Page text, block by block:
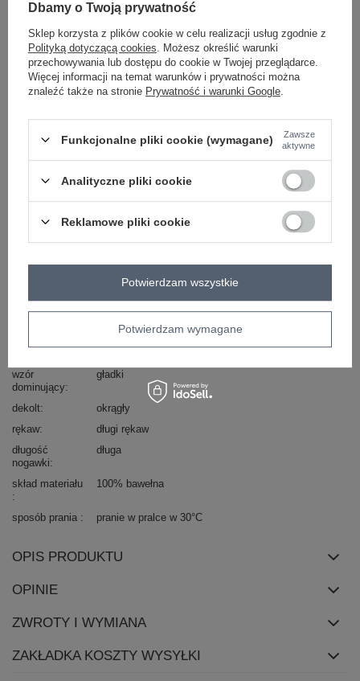
beżowy
M 2016102897392 - +
2016102897408 -
ZALOGUJ SIĘ I ZOBACZ CENĘ
Masz pytanie? Chętnie pomożemy.
Zadzwoń+48 601 547 740 Zadaj pytanie
skład materiału : 100% bawełna
sposób prania : pranie w pralce w 30°C
356-KMPL-1203.82
wzór
dominujący
gładki
dekolt
okrągły
rękaw
długi rękaw
długość
nogawki
długa
skład materiału 100% bawełna
sposób prania pranie w pralce w 30°C
OPIS PRODUKTU
OPINIE
ZWROTY I WYMIANA
ZAKŁADKA KOSZTY WYSYŁKI
Dbamy o Twoją prywatność
Sklep korzysta z plików cookie w celu realizacji usług zgodnie z
Polityką dotyczącą cookies . Możesz określić warunki
przechowywania lub dostępu do cookie w Twojej przeglądarce.
Więcej informacji na temat warunków i prywatności można
znaleźć także na stronie Prywatność i warunki Google
Funkcjonalne pliki cookie (wymagane)
Zawsze
aktywne
Analityczne pliki cookie
Reklamowe pliki cookie
Potwierdzam wymagane
Potwierdzam wszystkie